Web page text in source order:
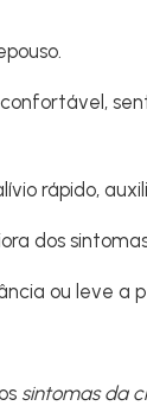
rápido,
dos
ou leve a
sintomas da